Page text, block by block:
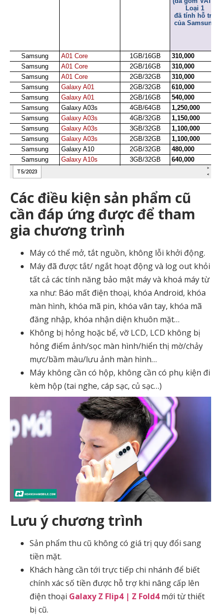
Các điều kiện sản phẩm cũ
cần đáp ứng được để tham
gia chương trình
Máy có thể mở, tắt nguồn, không lỗi khởi động.
Máy đã được tắt/ ngắt hoạt động và log out khỏi
tất cả các tính năng bảo mật máy và khoá máy từ
xa như: Báo mất điện thoại, khóa Android, khóa
màn hình, khóa mã pin, khóa vân tay, khóa mã
đăng nhập, khóa nhận diện khuôn mặt…
Không bị hỏng hoặc bể, vỡ LCD, LCD không bị
hỏng điểm ảnh/sọc màn hình/hiển thị mờ/chảy
mực/bầm màu/lưu ảnh màn hình…
Máy không cần có hộp, không cần có phụ kiện đi
kèm hộp (tai nghe, cáp sạc, củ sạc…)
Lưu ý chương trình
Sản phẩm thu cũ không có giá trị quy đổi sang
tiền mặt.
Khách hàng cần tới trực tiếp chi nhánh để biết
chính xác số tiền được hỗ trợ khi nâng cấp lên
điện thoại Galaxy Z Flip4 | Z Fold4 mới từ thiết
bị cũ.